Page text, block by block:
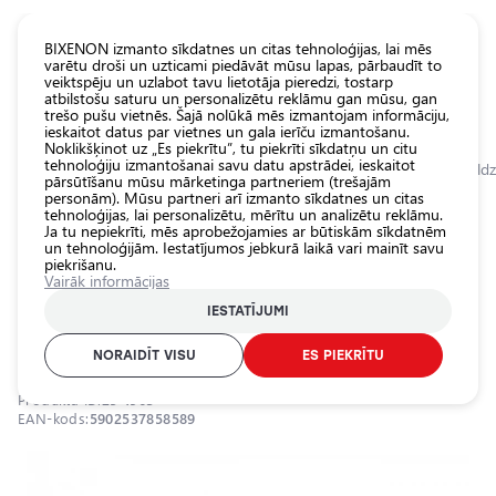
Sākumlapa Kategorijas Veikals Pamatlukturu auto spuldzes LED
LED spuldzes H7, 40W, 12 000Lm,
6000K, 12-24V, EPLH83
EINPARTS / 25-1963 / 6000K - auksti balts / H7
Produkta ID:
EAN-kods:5902537858589
Visas
veikala
preces
Veikals
Pamatlukturu
spuldzes
Ārējais auto
Iekšējais auto
apgaismojums
Apgaismojuma
aksesuāri
BIXENON izmanto sīkdatnes un citas tehnoloģijas, lai mēs
varētu droši un uzticami piedāvāt mūsu lapas, pārbaudīt to
veiktspēju un uzlabot tavu lietotāja pieredzi, tostarp
atbilstošu saturu un personalizētu reklāmu gan mūsu, gan
trešo pušu vietnēs. Šajā nolūkā mēs izmantojam informāciju,
ieskaitot datus par vietnes un gala ierīču izmantošanu.
Noklikšķinot uz „Es piekrītu”, tu piekrīti sīkdatņu un citu
tehnoloģiju izmantošanai savu datu apstrādei, ieskaitot
pārsūtīšanu mūsu mārketinga partneriem (trešajām
personām). Mūsu partneri arī izmanto sīkdatnes un citas
tehnoloģijas, lai personalizētu, mērītu un analizētu reklāmu.
Ja tu nepiekrīti, mēs aprobežojamies ar būtiskām sīkdatnēm
un tehnoloģijām. Iestatījumos jebkurā laikā vari mainīt savu
piekrišanu.
Vairāk informācijas
IESTATĪJUMI
NORAIDĪT VISU ES PIEKRĪTU